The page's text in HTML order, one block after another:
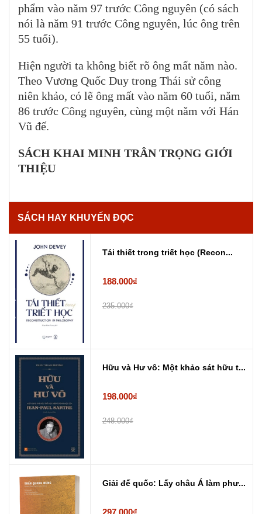
phẩm vào năm 97 trước Công nguyên (có sách
nói là năm 91 trước Công nguyên, lúc ông trên
55 tuổi).
Hiện người ta không biết rõ ông mất năm nào.
Theo Vương Quốc Duy trong Thái sử công
niên khảo, có lẽ ông mất vào năm 60 tuổi, năm
86 trước Công nguyên, cùng một năm với Hán
Vũ đế.
SÁCH KHAI MINH TRÂN TRỌNG GIỚI
THIỆU
SÁCH HAY KHUYẾN ĐỌC
Tái thiết trong triết học (Recon...
188.000₫
235.000₫
Hữu và Hư vô: Một khảo sát hữu t...
198.000₫
248.000₫
Giải đế quốc: Lấy châu Á làm phư...
297.000₫